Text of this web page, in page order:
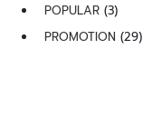
ล
ะ
POPULAR (3)
PROMOTION (29)